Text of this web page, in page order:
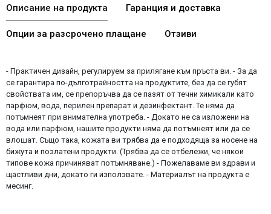
Описание на продукта Гаранция и доставка
Опции за разсрочено плащане Отзиви
- Практичен дизайн, регулируем за прилягане към пръста ви. - За да
се гарантира по-дълготрайността на продуктите, без да се губят
свойствата им, се препоръчва да се пазят от течни химикали като
парфюм, вода, перилен препарат и дезинфектант. Те няма да
потъмнеят при внимателна употреба. - Докато не са изложени на
вода или парфюм, нашите продукти няма да потъмнеят или да се
влошат. Също така, кожата ви трябва да е подходяща за носене на
бижута и позлатени продукти. (Трябва да се отбележи, че някои
типове кожа причиняват потъмняване.) - Пожелаваме ви здрави и
щастливи дни, докато ги използвате. - Материалът на продукта е
месинг.